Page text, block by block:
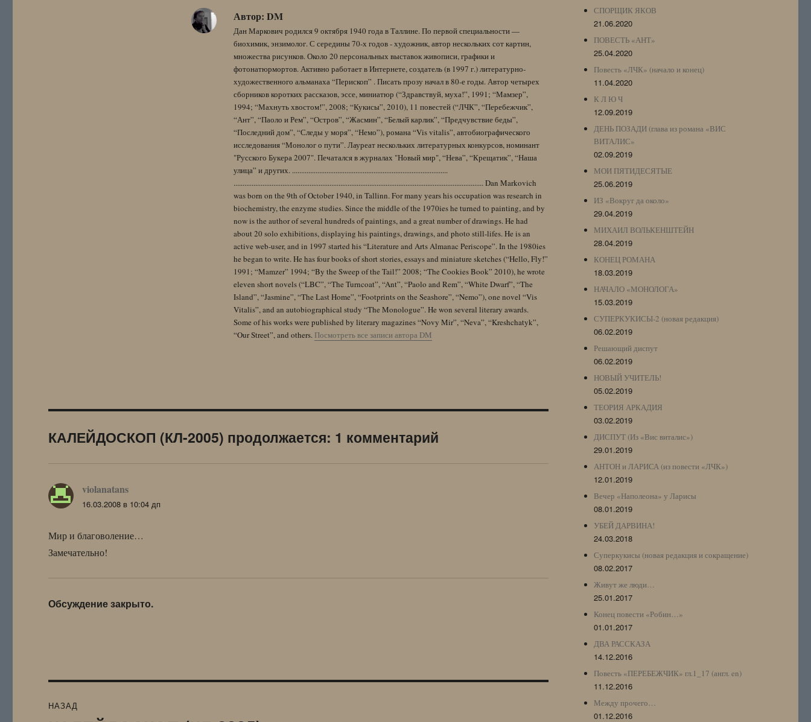
Автор: DM
Дан Маркович родился 9 октября 1940 года в Таллине. По первой специальности —
биохимик, энзимолог. С середины 70-х годов - художник, автор нескольких сот картин,
множества рисунков. Около 20 персональных выставок живописи, графики и
фотонатюрмортов. Активно работает в Интернете, создатель (в 1997 г.) литературно-
художественного альманаха “Перископ” . Писать прозу начал в 80-е годы. Автор четырех
сборников коротких рассказов, эссе, миниатюр (“Здравствуй, муха!”, 1991; “Мамзер”,
1994; “Махнуть хвостом!”, 2008; “Кукисы”, 2010), 11 повестей (“ЛЧК”, “Перебежчик”,
“Ант”, “Паоло и Рем”, “Остров”, “Жасмин”, “Белый карлик”, “Предчувствие беды”,
“Последний дом”, “Следы у моря”, “Немо”), романа “Vis vitalis”, автобиографического
исследования “Монолог о пути”. Лауреат нескольких литературных конкурсов, номинант
"Русского Букера 2007". Печатался в журналах "Новый мир", “Нева”, “Крещатик”, “Наша
улица” и других. ......................................................................................
.......................................................................................................................................... Dan Markovich
was born on the 9th of October 1940, in Tallinn. For many years his occupation was research in
biochemistry, the enzyme studies. Since the middle of the 1970ies he turned to painting, and by
now is the author of several hundreds of paintings, and a great number of drawings. He had
about 20 solo exhibitions, displaying his paintings, drawings, and photo still-lifes. He is an
active web-user, and in 1997 started his “Literature and Arts Almanac Periscope”. In the 1980ies
he began to write. He has four books of short stories, essays and miniature sketches (“Hello, Fly!”
1991; “Mamzer” 1994; “By the Sweep of the Tail!” 2008; “The Cookies Book” 2010), he wrote
eleven short novels (“LBC”, “The Turncoat”, “Ant”, “Paolo and Rem”, “White Dwarf”, “The
Island”, “Jasmine”, “The Last Home”, “Footprints on the Seashore”, “Nemo”), one novel “Vis
Vitalis”, and an autobiographical study “The Monologue”. He won several literary awards.
Some of his works were published by literary magazines “Novy Mir”, “Neva”, “Kreshchatyk”,
“Our Street”, and others. Посмотреть все записи автора DM
КАЛЕЙДОСКОП (КЛ-2005) продолжается: 1 комментарий
violanatans
16.03.2008 в 10:04 дп
Мир и благоволение…
Замечательно!
Обсуждение закрыто.
НАЗАД
СПОРЩИК ЯКОВ
21.06.2020
ПОВЕСТЬ «АНТ»
25.04.2020
Повесть «ЛЧК» (начало и конец)
11.04.2020
К Л Ю Ч
12.09.2019
ДЕНЬ ПОЗАДИ (глава из романа «ВИС
ВИТАЛИС»
02.09.2019
МОИ ПЯТИДЕСЯТЫЕ
25.06.2019
ИЗ «Вокруг да около»
29.04.2019
МИХАИЛ ВОЛЬКЕНШТЕЙН
28.04.2019
КОНЕЦ РОМАНА
18.03.2019
НАЧАЛО «МОНОЛОГА»
15.03.2019
СУПЕРКУКИСЫ-2 (новая редакция)
06.02.2019
Решающий диспут
06.02.2019
НОВЫЙ УЧИТЕЛЬ!
05.02.2019
ТЕОРИЯ АРКАДИЯ
03.02.2019
ДИСПУТ (Из «Вис виталис»)
29.01.2019
АНТОН и ЛАРИСА (из повести «ЛЧК»)
12.01.2019
Вечер «Наполеона» у Ларисы
08.01.2019
УБЕЙ ДАРВИНА!
24.03.2018
Суперкукисы (новая редакция и сокращение)
08.02.2017
Живут же люди…
25.01.2017
Конец повести «Робин…»
01.01.2017
ДВА РАССКАЗА
14.12.2016
Повесть «ПЕРЕБЕЖЧИК» гл.1_17 (англ. en)
11.12.2016
Между прочего…
01.12.2016